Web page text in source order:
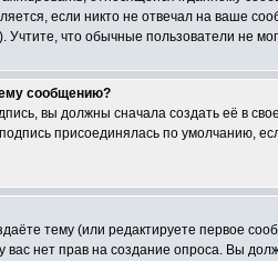
если никто не отвечал на ваше
Учтите, что обычные пользователи не
сообщению?
вы должны сначала создать её в
присоединялась по умолчанию,
тему (или редактируете первое
вас нет прав на создание опроса. Вы